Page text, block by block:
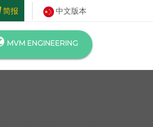
简报 中文版本
MVM ENGINEERING